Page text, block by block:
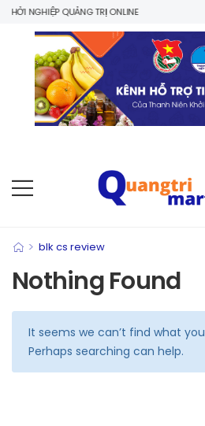
NGHIỆP QUẢNG TRỊ ONLINE
> blk cs review
Nothing Found
It seems we can’t find what
Perhaps searching can help.